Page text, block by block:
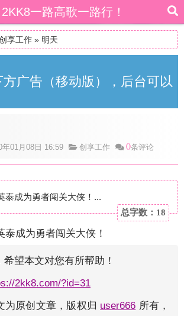
2KK8一路高歌一路行！
享工作 » 明天
方广告（移动版），后台可以
年01月08日 16:59 创享工作 0条评论
泰成为勇者闯关大侠！...
总字数：18
泰成为勇者闯关大侠！
望本文对您有所帮助！
2kk8.com/?id=31
为原创文章，版权归 user666 所有，